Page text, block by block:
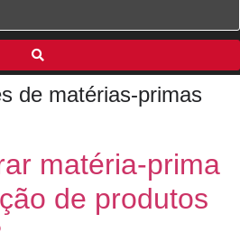
de matérias-primas
matéria-prima
de produtos